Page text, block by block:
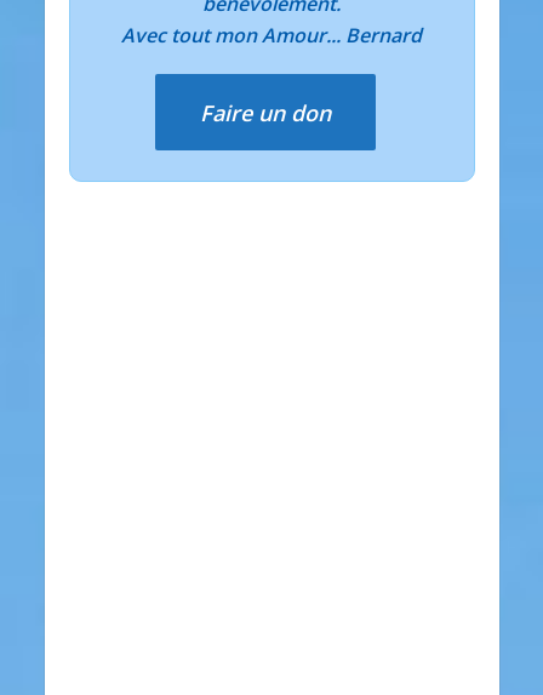
Avec tout mon Amour... Bernard
Faire un don